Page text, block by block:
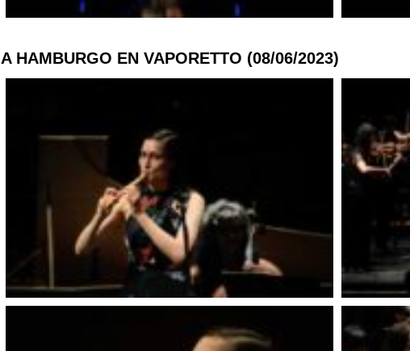
A HAMBURGO EN VAPORETTO (08/06/2023)